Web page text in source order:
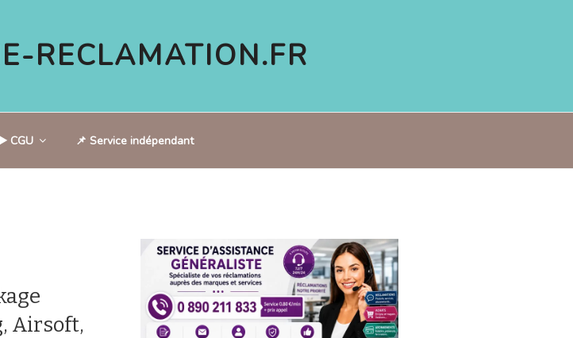
RECLAMATION.FR
CGU 📌 Service indépendant
Airsoft,